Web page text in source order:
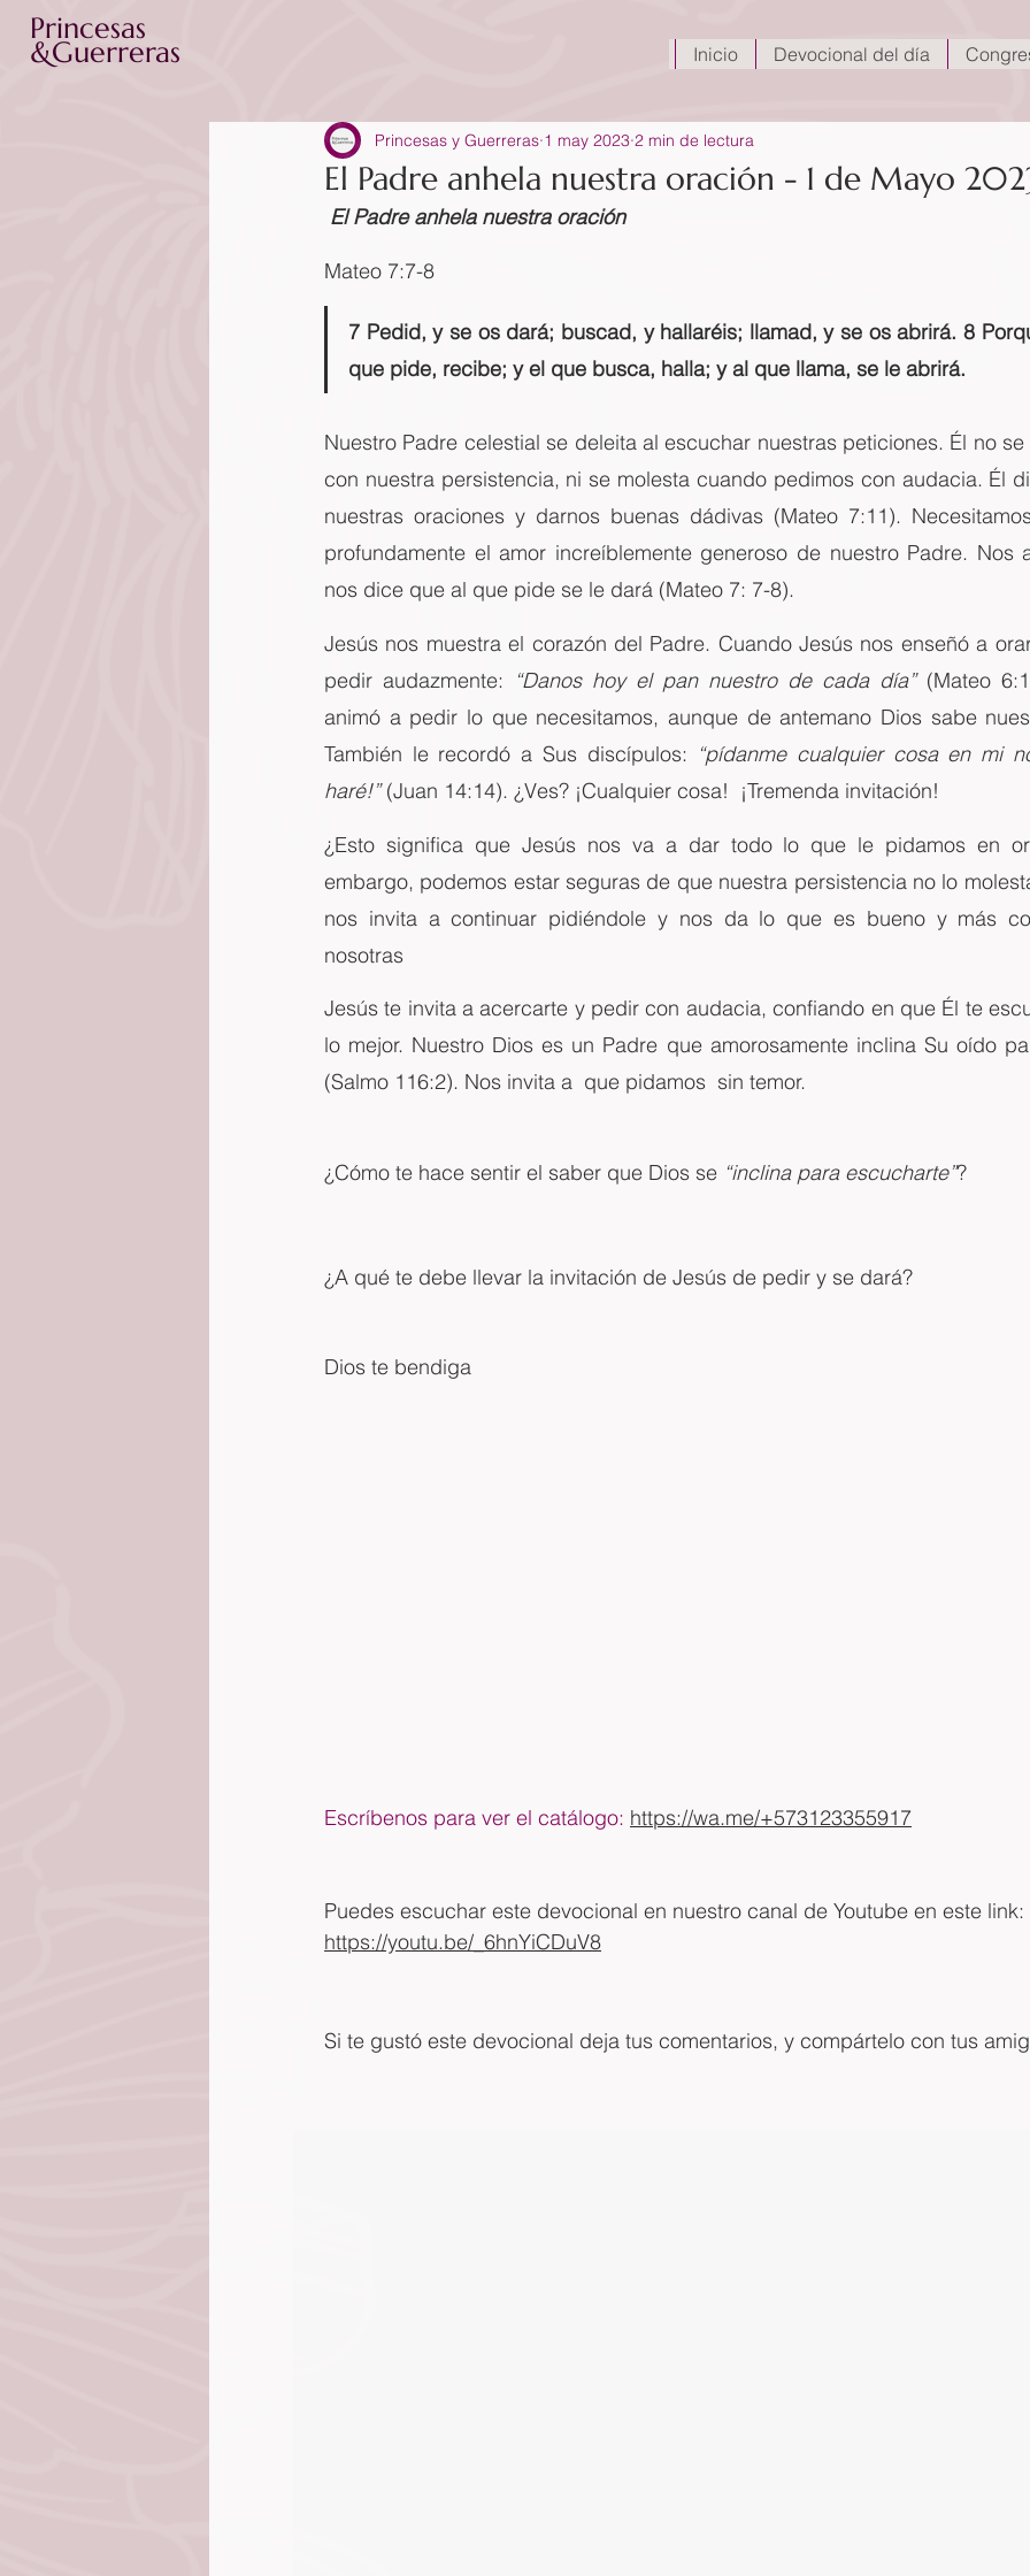
Princesas
&Guerreras Inicio Devocional del día
El Padre anhela nuestra oración - 1 de Mayo
Princesas y Guerreras 1 may 2023 2 min de lectura
El Padre anhela nuestra oración
Mateo 7:7-8
7 Pedid, y se os dará; buscad, y hallaréis; llamad, y se os abrirá. 8
que pide, recibe; y el que busca, halla; y al que llama, se le abrirá.
Nuestro Padre celestial se deleita al escuchar nuestras peticiones. Él no
con nuestra persistencia, ni se molesta cuando pedimos con audacia. Él
nuestras oraciones y darnos buenas dádivas (Mateo 7:11).
profundamente el amor increíblemente generoso de nuestro Padre. Nos
nos dice que al que pide se le dará (Mateo 7: 7-8).
Jesús nos muestra el corazón del Padre. Cuando Jesús nos enseñó a
pedir audazmente:
“Danos hoy el pan nuestro de cada día” (Mateo
animó a pedir lo que necesitamos, aunque de antemano Dios sabe
También le recordó a Sus discípulos: “pídanme cualquier cosa en mi
haré!” (Juan 14:14). ¿Ves? ¡Cualquier cosa!  ¡Tremenda invitación!
¿Esto significa que Jesús nos va a dar todo lo que le pidamos en
embargo, podemos estar seguras de que nuestra persistencia no lo
nos invita a continuar pidiéndole y nos da lo que es bueno y más
nosotras
Jesús te invita a acercarte y pedir con audacia, confiando en que Él te
lo mejor. Nuestro Dios es un Padre que amorosamente inclina Su oído
(Salmo 116:2). Nos invita a  que pidamos  sin temor.
¿Cómo te hace sentir el saber que Dios se “inclina para escucharte”?
¿A qué te debe llevar la invitación de Jesús de pedir y se dará?
Dios te bendiga
Escríbenos para ver el catálogo: https://wa.me/+573123355917
Puedes escuchar este devocional en nuestro canal de Youtube en este link:
https://youtu.be/_6hnYiCDuV8
Si te gustó este devocional deja tus comentarios, y compártelo con tus